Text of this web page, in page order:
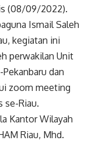
(08/09/2022).
Ismail Saleh
kegiatan ini
perwakilan Unit
dan
zoom meeting
se-Riau.
Kantor Wilayah
Riau, Mhd.